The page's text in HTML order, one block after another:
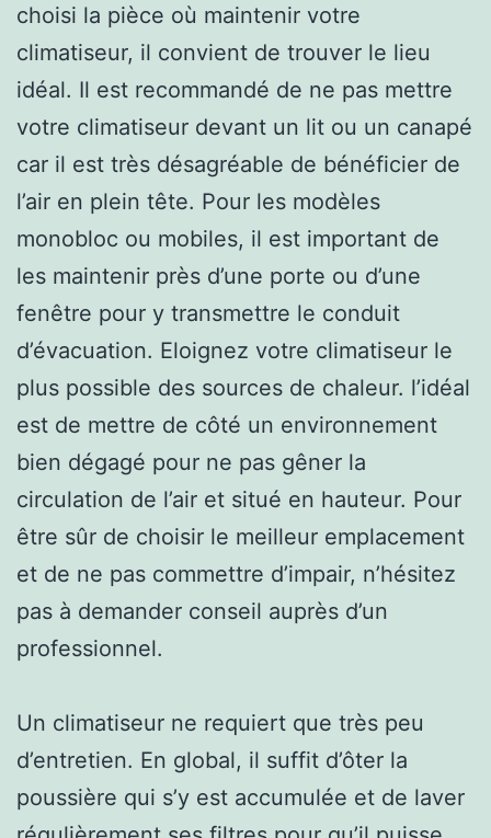
choisi la pièce où maintenir votre
climatiseur, il convient de trouver le lieu
idéal. Il est recommandé de ne pas mettre
votre climatiseur devant un lit ou un canapé
car il est très désagréable de bénéficier de
l’air en plein tête. Pour les modèles
monobloc ou mobiles, il est important de
les maintenir près d’une porte ou d’une
fenêtre pour y transmettre le conduit
d’évacuation. Eloignez votre climatiseur le
plus possible des sources de chaleur. l’idéal
est de mettre de côté un environnement
bien dégagé pour ne pas gêner la
circulation de l’air et situé en hauteur. Pour
être sûr de choisir le meilleur emplacement
et de ne pas commettre d’impair, n’hésitez
pas à demander conseil auprès d’un
professionnel.
Un climatiseur ne requiert que très peu
d’entretien. En global, il suffit d’ôter la
poussière qui s’y est accumulée et de laver